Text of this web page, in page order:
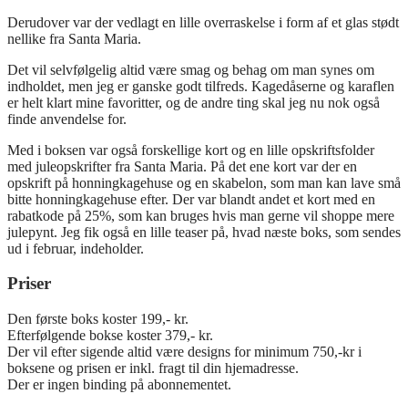
Derudover var der vedlagt en lille overraskelse i form af et glas stødt
nellike fra Santa Maria.
Det vil selvfølgelig altid være smag og behag om man synes om
indholdet, men jeg er ganske godt tilfreds. Kagedåserne og karaflen
er helt klart mine favoritter, og de andre ting skal jeg nu nok også
finde anvendelse for.
Med i boksen var også forskellige kort og en lille opskriftsfolder
med juleopskrifter fra Santa Maria. På det ene kort var der en
opskrift på honningkagehuse og en skabelon, som man kan lave små
bitte honningkagehuse efter. Der var blandt andet et kort med en
rabatkode på 25%, som kan bruges hvis man gerne vil shoppe mere
julepynt. Jeg fik også en lille teaser på, hvad næste boks, som sendes
ud i februar, indeholder.
Priser
Den første boks koster 199,- kr.
Efterfølgende bokse koster 379,- kr.
Der vil efter sigende altid være designs for minimum 750,-kr i
boksene og prisen er inkl. fragt til din hjemadresse.
Der er ingen binding på abonnementet.